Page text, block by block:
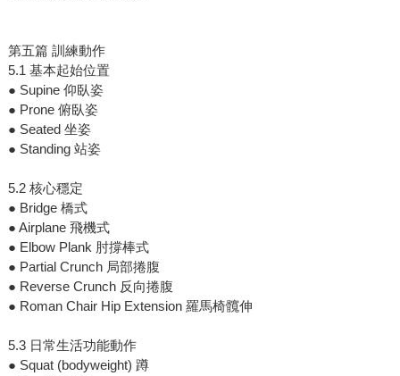
第五篇 訓練動作
5.1 基本起始位置
● Supine 仰臥姿
● Prone 俯臥姿
● Seated 坐姿
● Standing 站姿
5.2 核心穩定
● Bridge 橋式
● Airplane 飛機式
● Elbow Plank 肘撐棒式
● Partial Crunch 局部捲腹
● Reverse Crunch 反向捲腹
● Roman Chair Hip Extension 羅馬椅髖伸
5.3 日常生活功能動作
● Squat (bodyweight) 蹲